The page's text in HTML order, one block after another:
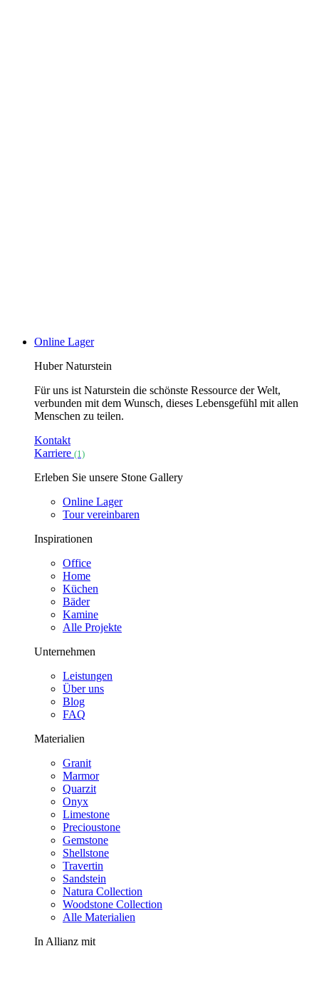
Online Lager
Huber Naturstein
Für uns ist Naturstein die schönste Ressource der Welt,
verbunden mit dem Wunsch, dieses Lebensgefühl mit allen
Menschen zu teilen.
Kontakt
Karriere (1)
Erleben Sie unsere Stone Gallery
Online Lager
Tour vereinbaren
Inspirationen
Office
Home
Küchen
Bäder
Kamine
Alle Projekte
Unternehmen
Leistungen
Über uns
Blog
FAQ
Materialien
Granit
Marmor
Quarzit
Onyx
Limestone
Precioustone
Gemstone
Shellstone
Travertin
Sandstein
Natura Collection
Woodstone Collection
Alle Materialien
In Allianz mit